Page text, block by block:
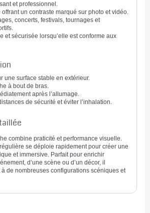
et professionnel.
un contraste marqué sur photo et vidéo.
concerts, festivals, tournages et
et sécurisée lorsqu’elle est conforme aux
une surface stable en extérieur.
à bout de bras.
après l’allumage.
de sécurité et éviter l’inhalation.
combine praticité et performance visuelle.
se déploie rapidement pour créer une
et immersive. Parfait pour enrichir
d’une scène ou d’un décor, il
à de nombreuses configurations scéniques et